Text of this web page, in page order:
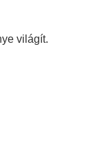
világít.